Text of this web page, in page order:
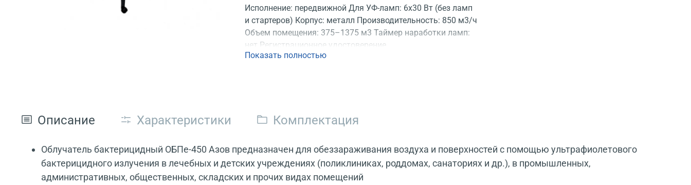
Исполнение: передвижной Для УФ-ламп: 6x30 Вт (без ламп
и стартеров) Корпус: металл Производительность: 850 м3/ч
Объем помещения: 375–1375 м3 Таймер наработки ламп:
нет Регистрационное удостоверение
Показать полностью
Описание Характеристики Комплектация
Облучатель бактерицидный ОБПе-450 Азов предназначен для обеззараживания воздуха и поверхностей с помощью ультрафиолетового
бактерицидного излучения в лечебных и детских учреждениях (поликлиниках, роддомах, санаториях и др.), в промышленных,
административных, общественных, складских и прочих видах помещений